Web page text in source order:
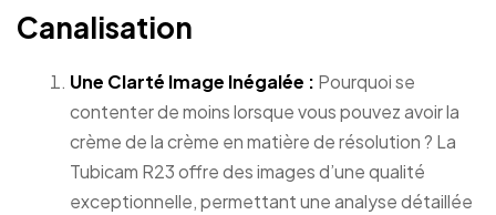
Canalisation
Une Clarté Image Inégalée : Pourquoi se
contenter de moins lorsque vous pouvez avoir la
crème de la crème en matière de résolution ? La
Tubicam R23 offre des images d’une qualité
exceptionnelle, permettant une analyse détaillée